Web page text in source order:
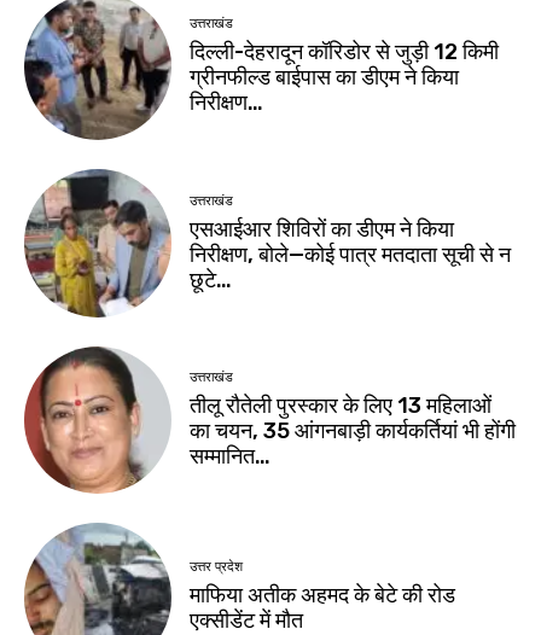
उत्तराखंड
दिल्ली-देहरादून कॉरिडोर से जुड़ी 12 किमी
ग्रीनफील्ड बाईपास का डीएम ने किया
निरीक्षण…
उत्तराखंड
एसआईआर शिविरों का डीएम ने किया
निरीक्षण, बोले—कोई पात्र मतदाता सूची से न
छूटे…
उत्तराखंड
तीलू रौतेली पुरस्कार के लिए 13 महिलाओं
का चयन, 35 आंगनबाड़ी कार्यकर्तियां भी होंगी
सम्मानित…
उत्तर प्रदेश
माफिया अतीक अहमद के बेटे की रोड
एक्सीडेंट में मौत